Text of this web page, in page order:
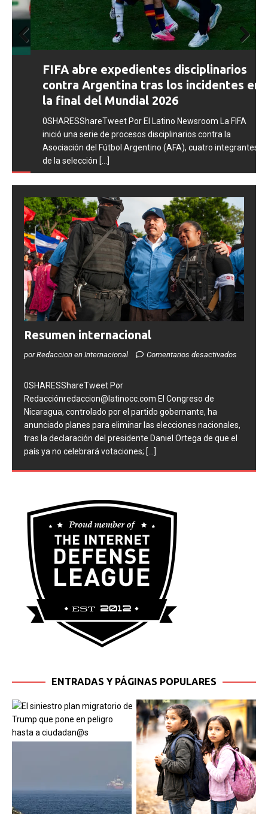
FIFA abre expedientes disciplinarios
contra Argentina tras los incidentes en
la final del Mundial 2026
0SHARESShareTweet Por El Latino Newsroom La FIFA
inició una serie de procesos disciplinarios contra la
Asociación del Fútbol Argentino (AFA), cuatro integrantes
de la selección[...]
Prev
Resumen internacional
por Redaccion en Internacional
0SHARESShareTweet Por
Redacciónredaccion@latinocc.com El Congreso de
Nicaragua, controlado por el partido gobernante, ha
anunciado planes para eliminar las elecciones nacionales,
tras la declaración del presidente Daniel Ortega de que el
país ya no celebrará votaciones; [...]